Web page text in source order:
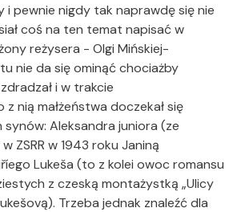
i pewnie nigdy tak naprawdę się nie
coś na ten temat napisać w
reżysera - Olgi Mińskiej-
nie da się ominąć chociażby
i w trakcie
nią małżeństwa doczekał się
Aleksandra juniora (ze
ZSRR w 1943 roku Janiną
Lukeša (to z kolei owoc romansu
z czeską montażystką „Ulicy
Trzeba jednak znaleźć dla